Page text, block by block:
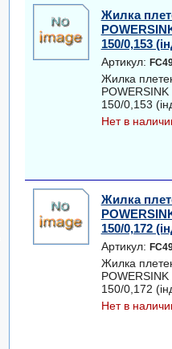
Жилка
150/0,153
Артикул:
Жилка
150/0,153
Нет в
Жилка
150/0,172
Артикул:
Жилка
150/0,172
Нет в